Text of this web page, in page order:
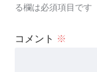
る欄は必須項目です
コメント ※